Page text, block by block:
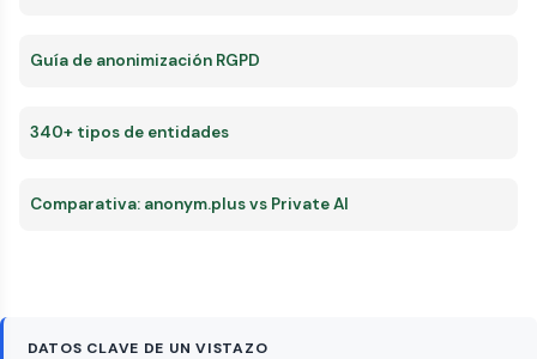
Guía de anonimización RGPD
340+ tipos de entidades
Comparativa: anonym.plus vs Private AI
DATOS CLAVE DE UN VISTAZO